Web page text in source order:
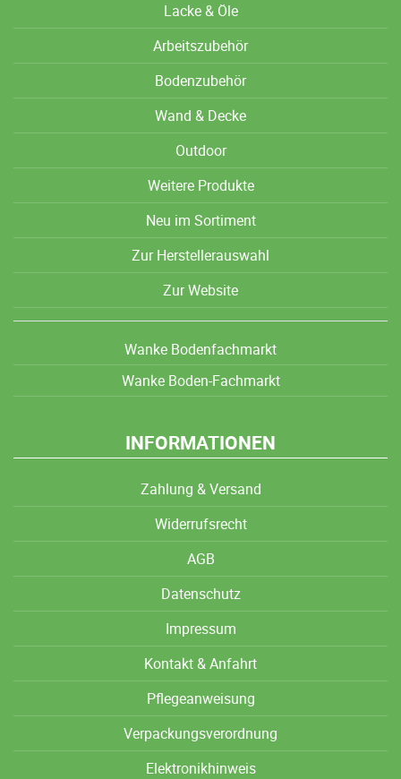
Lacke & Öle
Arbeitszubehör
Bodenzubehör
Wand & Decke
Outdoor
Weitere Produkte
Neu im Sortiment
Zur Herstellerauswahl
Zur Website
Wanke Bodenfachmarkt
Wanke Boden-Fachmarkt
INFORMATIONEN
Zahlung & Versand
Widerrufsrecht
AGB
Datenschutz
Impressum
Kontakt & Anfahrt
Pflegeanweisung
Verpackungsverordnung
Elektronikhinweis